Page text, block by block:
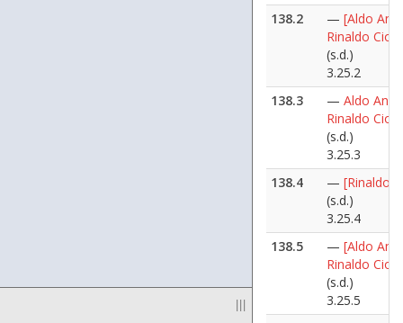
|||
138.2
— [Aldo
Rinaldo
(s.d.)
3.25.2
138.3
— Aldo
Rinaldo
(s.d.)
3.25.3
138.4
— [Rinaldo
(s.d.)
3.25.4
138.5
— [Aldo
Rinaldo
(s.d.)
3.25.5